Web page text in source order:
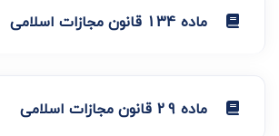
ماده 134 قانون مجازات اسلامی
ماده 29 قانون مجازات اسلامی